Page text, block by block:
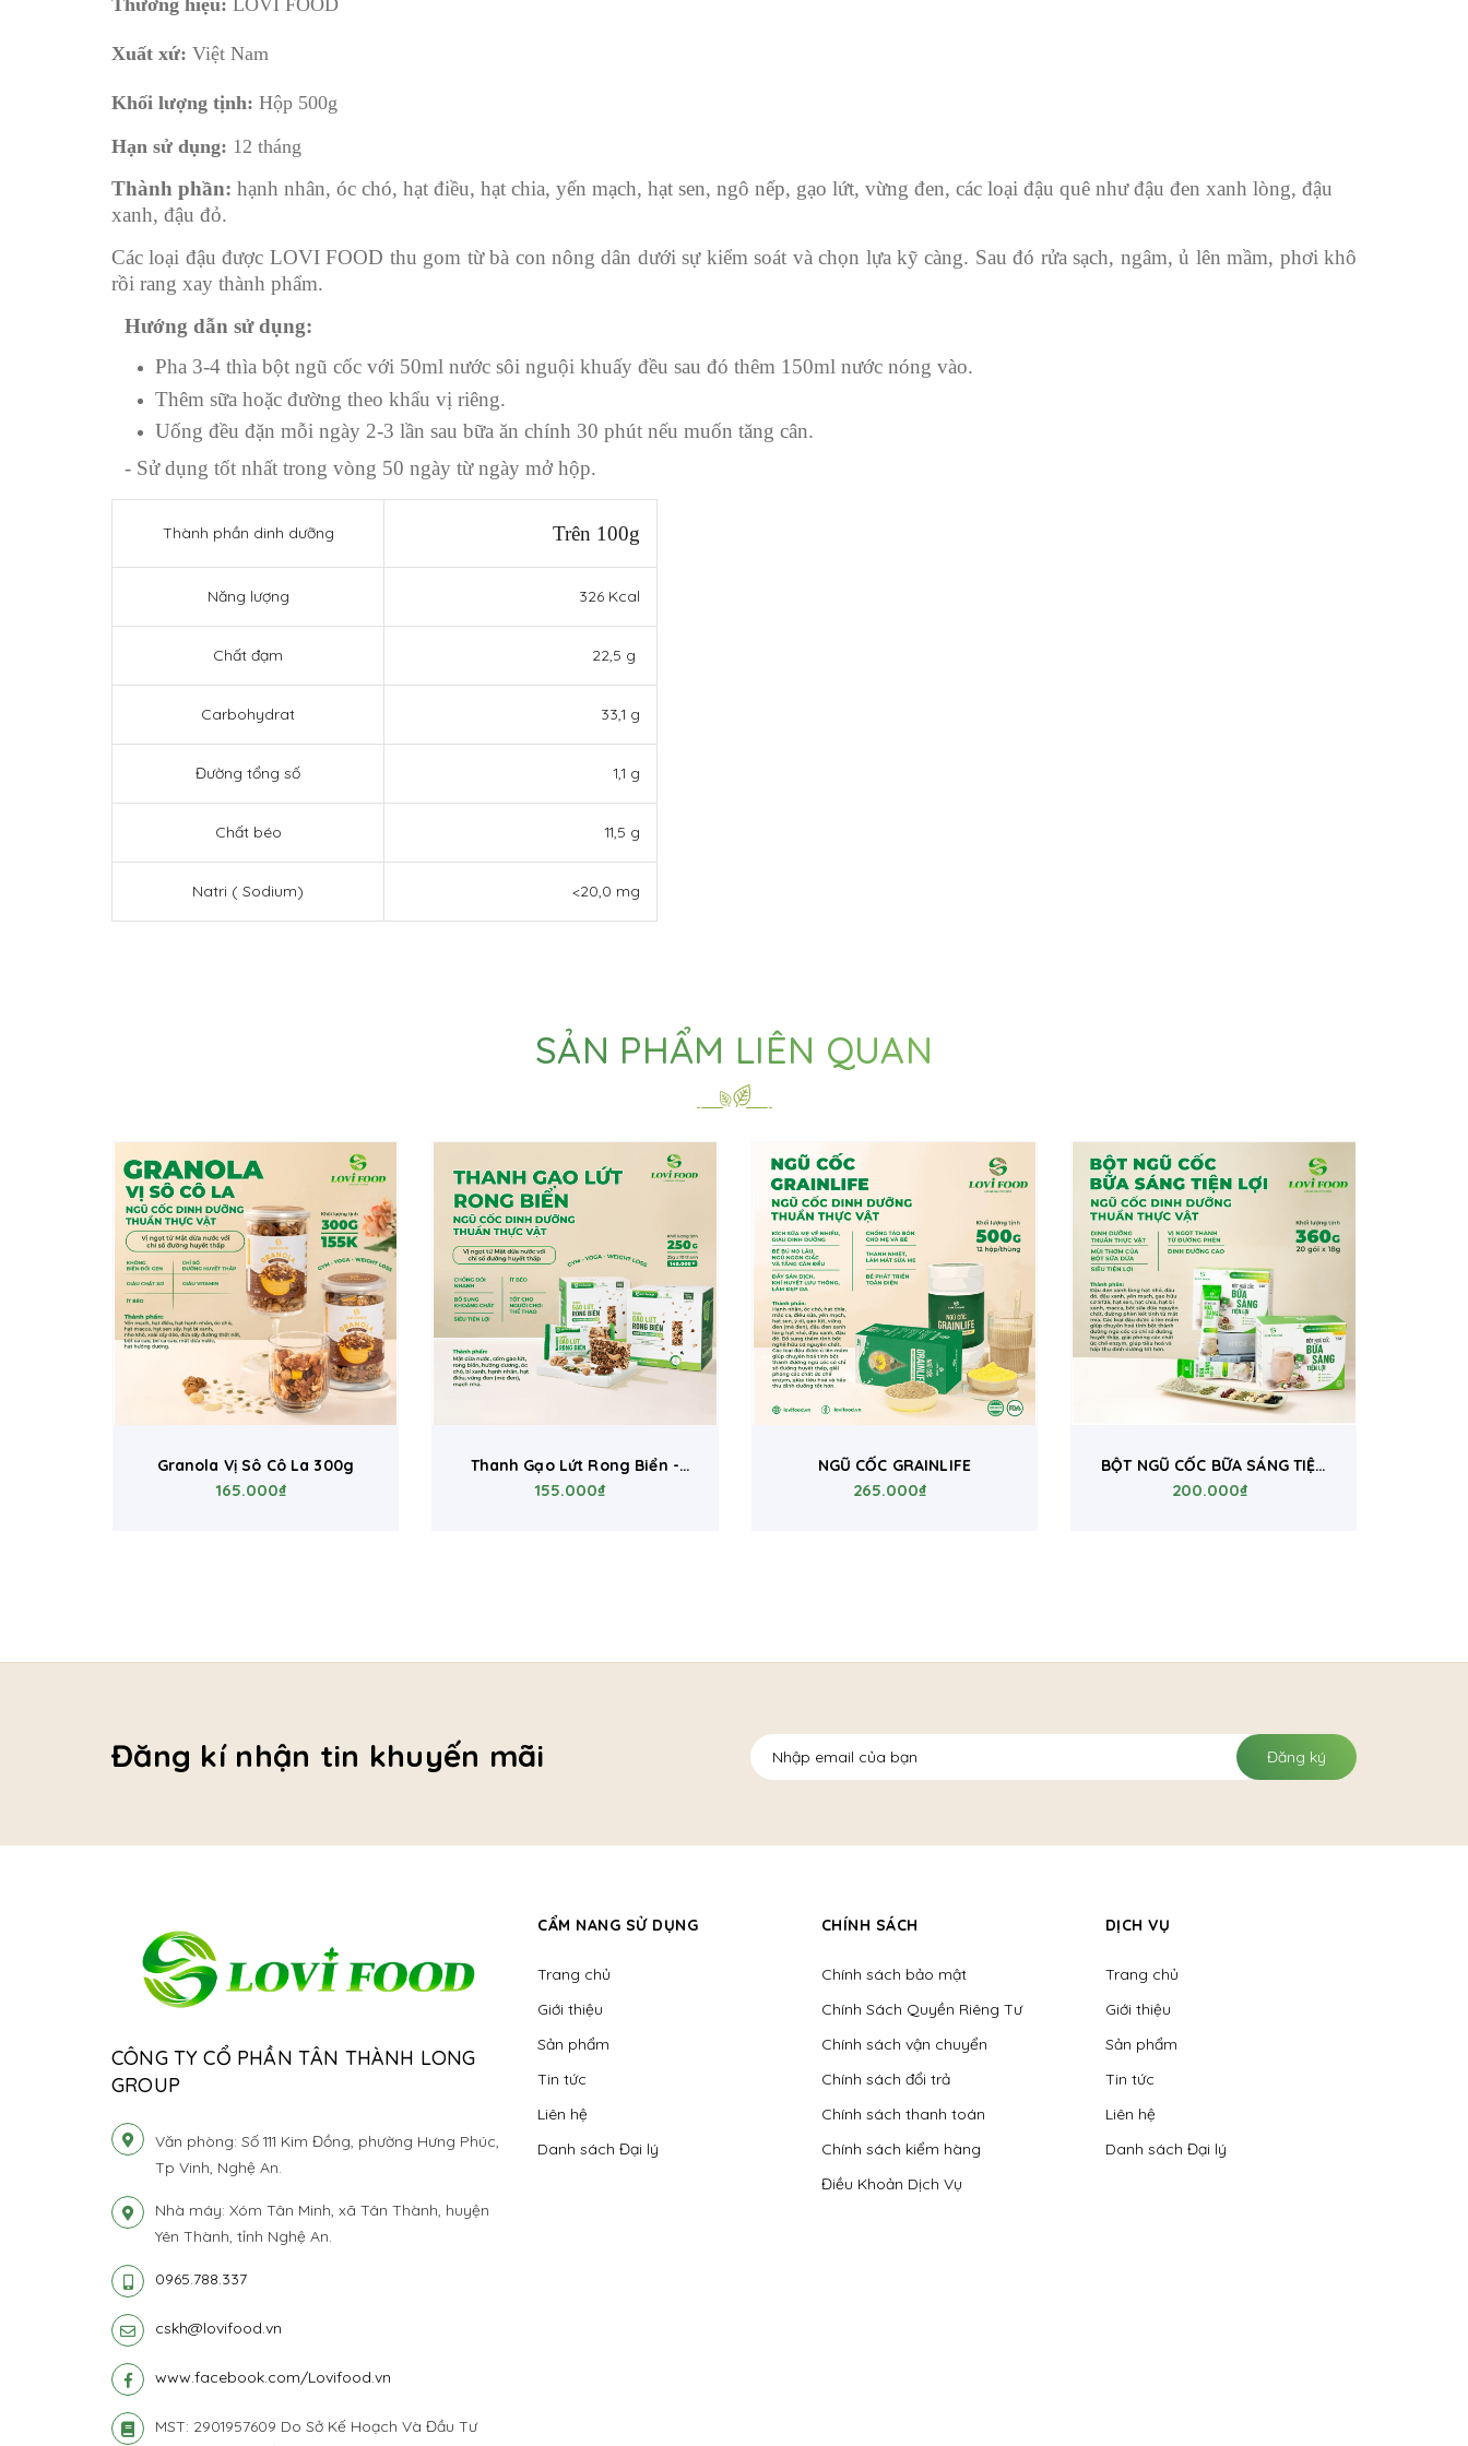
Thương hiệu: LOVI FOOD
Xuất xứ: Việt Nam
Khối lượng tịnh: Hộp 500g
Hạn sử dụng: 12 tháng
Thành phần: hạnh nhân, óc chó, hạt điều, hạt chia, yến mạch, hạt sen, ngô nếp, gạo lứt, vừng đen, các loại đậu quê như đậu đen xanh lòng, đậu
xanh, đậu đỏ.
Các loại đậu được LOVI FOOD thu gom từ bà con nông dân dưới sự kiểm soát và chọn lựa kỹ càng. Sau đó rửa sạch, ngâm, ủ lên mầm, phơi khô
rồi rang xay thành phẩm.
Hướng dẫn sử dụng:
Pha 3-4 thìa bột ngũ cốc với 50ml nước sôi nguội khuấy đều sau đó thêm 150ml nước nóng vào.
Thêm sữa hoặc đường theo khẩu vị riêng.
Uống đều đặn mỗi ngày 2-3 lần sau bữa ăn chính 30 phút nếu muốn tăng cân.
- Sử dụng tốt nhất trong vòng 50 ngày từ ngày mở hộp.
Thành phần dinh dưỡng Trên 100g
Năng lượng 326 Kcal
Chất đạm 22,5 g
Carbohydrat 33,1 g
Đường tổng số 1,1 g
Chất béo 11,5 g
Natri ( Sodium) <20,0 mg
SẢN PHẨM LIÊN QUAN
Granola Vị Sô Cô La 300g
165.000₫
Thanh Gạo Lứt Rong Biển -
Ngũ Cốc Dinh Dưỡng Thuần
155.000₫
NGŨ CỐC GRAINLIFE
265.000₫
BỘT NGŨ CỐC BỮA SÁNG TIỆN
LỢI
200.000₫
Đăng kí nhận tin khuyến mãi Đăng ký
CÔNG TY CỔ PHẦN TÂN THÀNH LONG
GROUP
Văn phòng: Số 111 Kim Đồng, phường Hưng Phúc,
Tp Vinh, Nghệ An.
Nhà máy: Xóm Tân Minh, xã Tân Thành, huyện
Yên Thành, tỉnh Nghệ An.
0965.788.337
cskh@lovifood.vn
www.facebook.com/Lovifood.vn
MST: 2901957609 Do Sở Kế Hoạch Và Đầu Tư
CẨM NANG SỬ DỤNG
Trang chủ
Giới thiệu
Sản phẩm
Tin tức
Liên hệ
Danh sách Đại lý
CHÍNH SÁCH
Chính sách bảo mật
Chính Sách Quyền Riêng Tư
Chính sách vận chuyển
Chính sách đổi trả
Chính sách thanh toán
Chính sách kiểm hàng
Điều Khoản Dịch Vụ
DỊCH VỤ
Trang chủ
Giới thiệu
Sản phẩm
Tin tức
Liên hệ
Danh sách Đại lý